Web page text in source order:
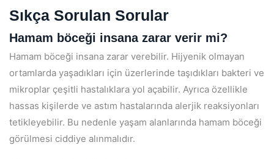
Sıkça Sorulan Sorular
Hamam böceği insana zarar verir mi?
Hamam böceği insana zarar verebilir. Hijyenik olmayan
ortamlarda yaşadıkları için üzerlerinde taşıdıkları bakteri ve
mikroplar çeşitli hastalıklara yol açabilir. Ayrıca özellikle
hassas kişilerde ve astım hastalarında alerjik reaksiyonları
tetikleyebilir. Bu nedenle yaşam alanlarında hamam böceği
görülmesi ciddiye alınmalıdır.